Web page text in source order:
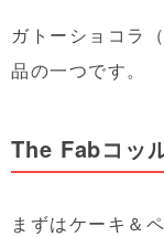
ガトーショコラ
品の一つです。
The Fabコッ
まずはケーキ＆